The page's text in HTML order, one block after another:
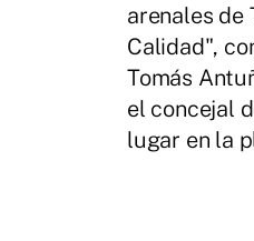
arenales de
Calidad",
Tomás
el concejal
lugar en la